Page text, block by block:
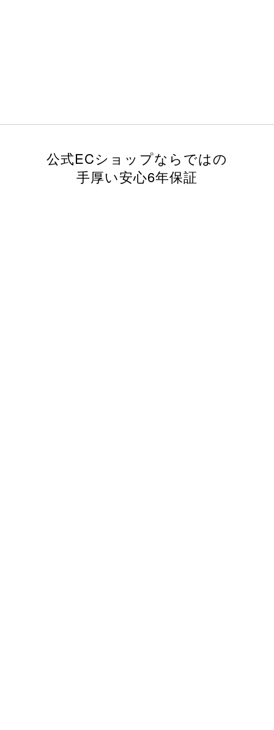
公式ECショップならではの
手厚い安心6年保証